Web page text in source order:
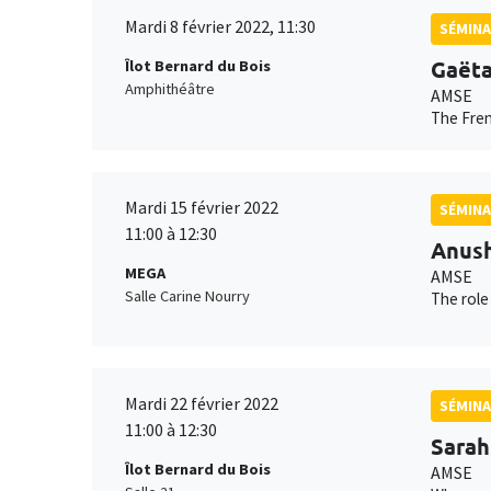
Mardi 8 février 2022, 11:30
Îlot Bernard du Bois
Amphithéâtre
AMSE
The
Mardi 15 février 2022
11:00 à 12:30
MEGA
Salle Carine Nourry
AMSE
The
Mardi 22 février 2022
11:00 à 12:30
Îlot Bernard du Bois
AMSE